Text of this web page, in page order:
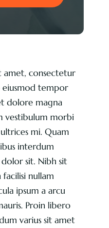
amet, consectetur
eiusmod tempor
dolore magna
vestibulum morbi
mi. Quam
interdum
sit. Nibh sit
nullam
ipsum a arcu
Proin libero
varius sit amet